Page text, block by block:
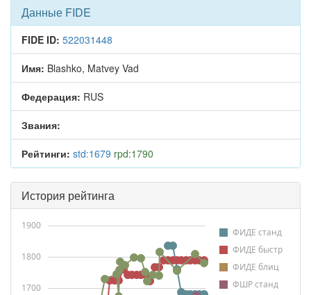
Данные FIDE
FIDE ID: 522031448
Имя: Blashko, Matvey Vad
Федерация: RUS
Звания:
Рейтинги: std:1679 rpd:1790
История рейтинга
ФИДЕ станд
ФИДЕ быстр
ФИДЕ блиц
ФШР станд
1700
1800
1900